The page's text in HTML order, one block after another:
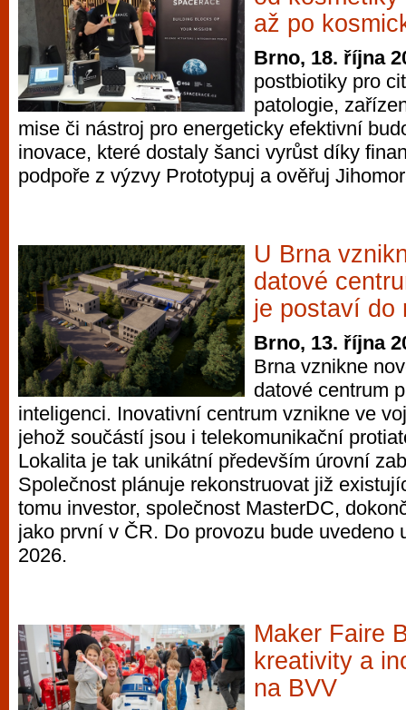
až po
Brno, 18. října
postbiotiky pro
patologie,
mise či nástroj pro energeticky efektivní
inovace, které dostaly šanci vyrůst díky
podpoře z výzvy Prototypuj a ověřuj
U Brna
datové
je postaví do
Brno, 13. října
Brna vznikne
datové centrum
inteligenci. Inovativní centrum vznikne ve
jehož součástí jsou i telekomunikační
Lokalita je tak unikátní především úrovní
Společnost plánuje rekonstruovat již
tomu investor, společnost MasterDC,
jako první v ČR. Do provozu bude uvedeno
2026.
Maker Faire
kreativity a
na BVV